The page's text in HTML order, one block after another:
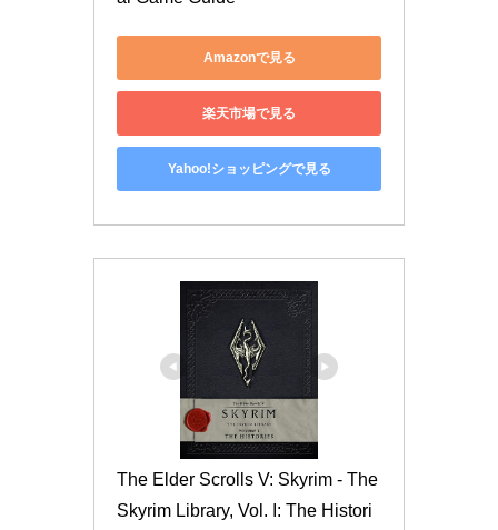
Amazonで見る
楽天市場で見る
Yahoo!ショッピングで見る
The Elder Scrolls V: Skyrim - The
Skyrim Library, Vol. I: The Histori